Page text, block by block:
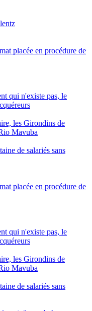
placée en procédure de
qui n'existe pas, le
les Girondins de
Mavuba
de salariés sans
placée en procédure de
qui n'existe pas, le
les Girondins de
Mavuba
de salariés sans